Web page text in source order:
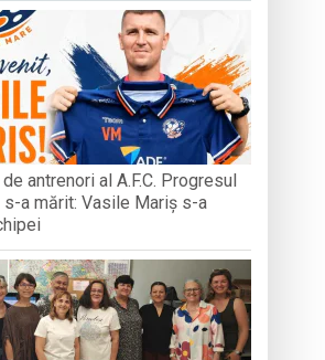
trăită prin cântec
SATULUI
antrenori al A.F.C. Progresul
s-a mărit: Vasile Mariș s-a